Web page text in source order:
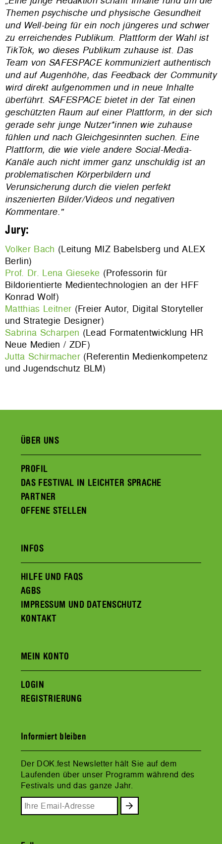
Themen psychische und physische Gesundheit
und Well-being für ein noch jüngeres und schwer
zu erreichendes Publikum. Plattform der Wahl ist
TikTok, wo dieses Publikum zuhause ist. Das
Team von SAFESPACE kommuniziert authentisch
und auf Augenhöhe, das Feedback der Community
wird direkt aufgenommen und in neue Inhalte
überführt. SAFESPACE bietet in der Tat einen
geschützten Raum auf einer Plattform, in der sich
gerade sehr junge Nutzer*innen wie zuhause
fühlen und nach Gleichgesinnten suchen. Eine
Plattform, die wie viele andere Social-Media-
Kanäle auch nicht immer ganz unschuldig ist an
problematischen Körperbildern und
Verunsicherung durch die vielen perfekt
inszenierten Bilder/Videos und negativen
Kommentare."
Jury:
Volker Bach (Leitung MIZ Babelsberg und ALEX
Berlin)
Prof. Dr. Lena Gieseke (Professorin für
Bildorientierte Medientechnologien an der HFF
Konrad Wolf)
Matthias Leitner (Freier Autor, Digital Storyteller
und Strategie Designer)
Sabrina Scharpen (Lead Formatentwicklung HR
Neue Medien / ZDF)
Jutta Schirmacher(Referentin Medienkompetenz
und Jugendschutz BLM)
ÜBER UNS
PROFIL
DAS FESTIVAL IN LEICHTER SPRACHE
PARTNER
OFFENE STELLEN
INFOS
HILFE UND FAQS
AGBS
IMPRESSUM UND DATENSCHUTZ
KONTAKT
MEIN KONTO
LOGIN
REGISTRIERUNG
Informiert bleiben
Der DOK.fest Newsletter hält Sie auf dem
Laufenden über unser Programm während des
Festivals und das ganze Jahr.